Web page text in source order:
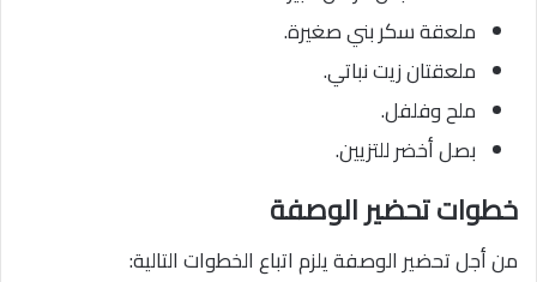
ملعقة سكر بني صغيرة.
ملعقتان زيت نباتي.
ملح وفلفل.
بصل أخضر للتزيين.
خطوات تحضير الوصفة
من أجل تحضير الوصفة يلزم اتباع الخطوات التالية: